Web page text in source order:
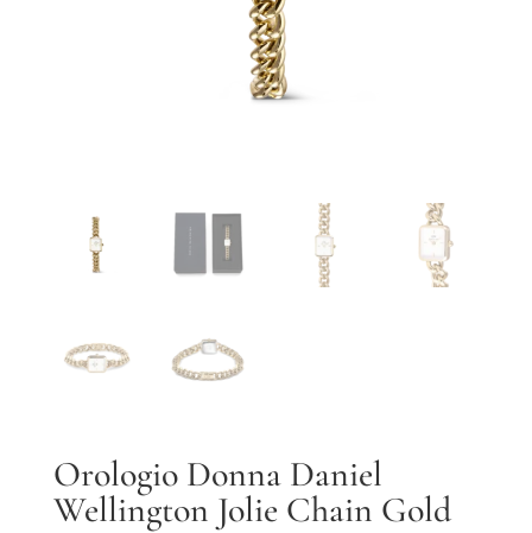
Orologio Donna Daniel
Wellington Jolie Chain Gold